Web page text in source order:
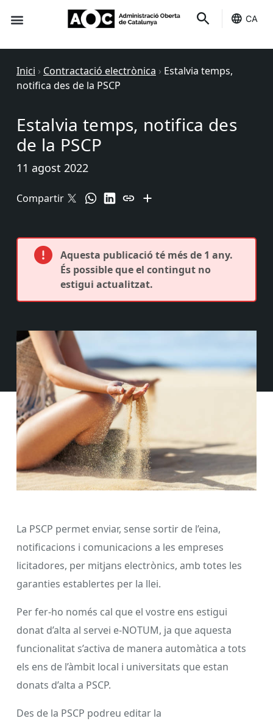
CA
Inici › Contractació electrònica › Estalvia temps,
notifica des de la PSCP
Estalvia temps, notifica des
de la PSCP
11 agost 2022
Compartir
Aquesta publicació té més de 1 any.
És possible que el contingut no
estigui actualitzat.
La PSCP permet enviar, sense sortir de l’eina,
notificacions i comunicacions a les empreses
licitadores, per mitjans electrònics, amb totes les
garanties establertes per la llei.
Per fer-ho només cal que el vostre ens estigui
donat d’alta al servei e-NOTUM, ja que aquesta
funcionalitat s’activa de manera automàtica a tots
els ens de l’àmbit local i universitats que estan
donats d’alta a PSCP.
Des de la PSCP podreu editar la